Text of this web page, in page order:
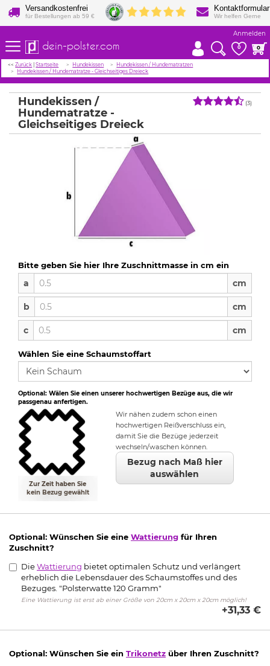
Versandkostenfrei
für Bestellungen ab 59 €
Kontaktformular
Wir helfen Gerne
dein-polster.com
Anmelden
0 0
<<Zurück |Startseite Hundekissen
Hundekissen / Hundematratzen
Hundekissen / Hundematratze - Gleichseitiges Dreieck
Hundekissen /
Hundematratze -
Gleichseitiges Dreieck
(3)
Bitte geben Sie hier Ihre Zuschnittmasse in cm ein
a cm
b cm
c cm
Wählen Sie eine Schaumstoffart
Optional: Wälen Sie einen unserer hochwertigen Bezüge aus, die wir
passgenau anfertigen.
Zur Zeit haben Sie
kein Bezug gewählt
Wir nähen zudem schon einen
hochwertigen Reißverschluss ein,
damit Sie die Bezüge jederzeit
wechseln/waschen können.
Bezug nach Maß hier
auswählen
Optional: Wünschen Sie eine Wattierung für Ihren
Zuschnitt?
DieWattierung bietet optimalen Schutz und verlängert
erheblich die Lebensdauer des Schaumstoffes und des
Bezuges. "Polsterwatte 120 Gramm"
Eine Wattierung ist erst ab einer Größe von 20cm x 20cm x 20cm möglich!
+31,33 €
Optional: Wünschen Sie ein Trikonetz über Ihren Zuschnitt?